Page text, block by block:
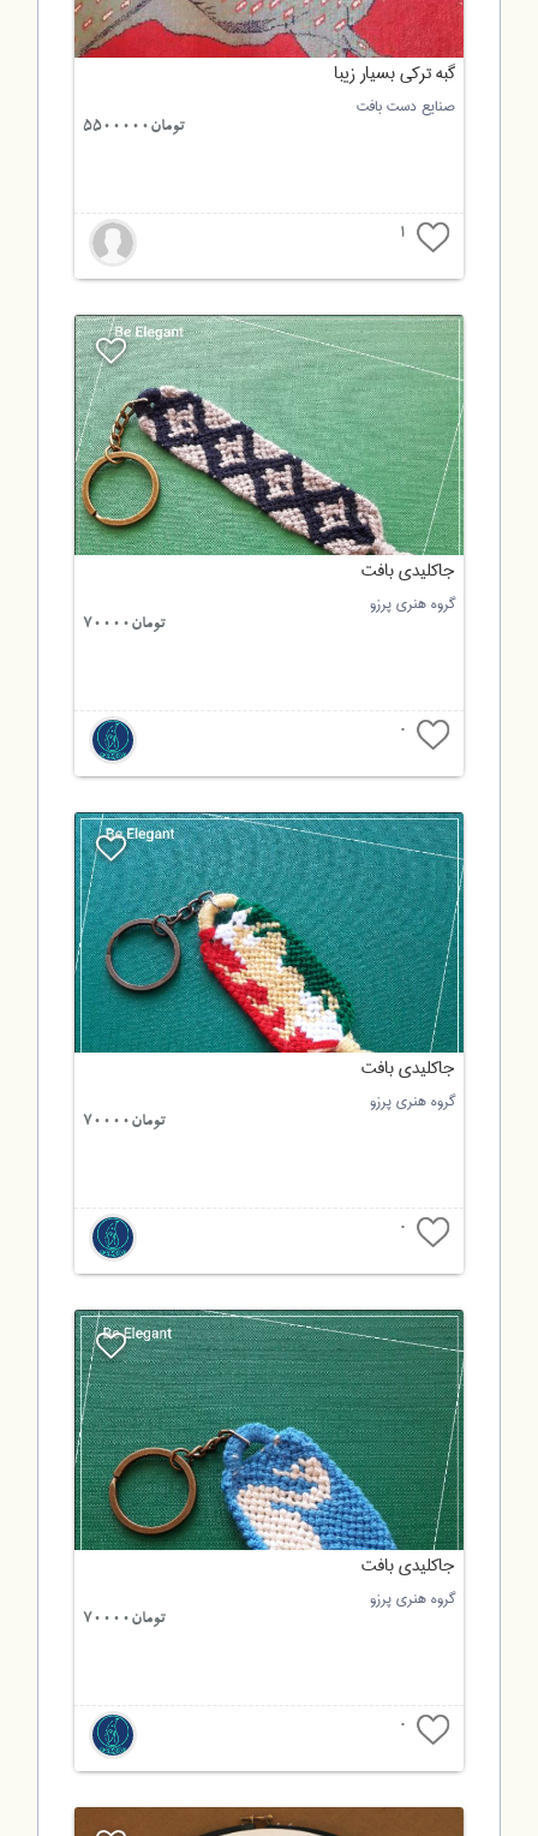
گبه ترکی بسیار زیبا
صنایع دست بافت
تومان5500000
1
جاکلیدی بافت
گروه هنری پرزو
تومان70000
0
جاکلیدی بافت
گروه هنری پرزو
تومان70000
0
جاکلیدی بافت
گروه هنری پرزو
تومان70000
0